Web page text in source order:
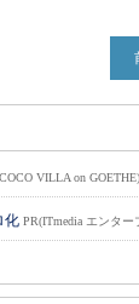
VILLA on GOETHE)
化 PR(ITmedia エンター